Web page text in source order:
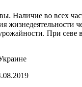
Наличие во всех
При севе